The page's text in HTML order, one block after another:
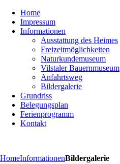
Home
Impressum
Informationen
Ausstattung des Heimes
Freizeitmöglichkeiten
Naturkundemuseum
Vilstaler Bauernmuseum
Anfahrtsweg
Bildergalerie
Grundriss
Belegungsplan
Ferienprogramm
Kontakt
HomeInformationenBildergalerie